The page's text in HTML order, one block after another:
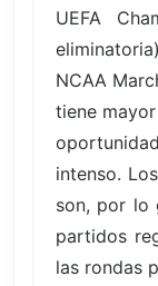
UEFA
NCAA
tiene
intenso.
son, por lo
partidos
las rondas